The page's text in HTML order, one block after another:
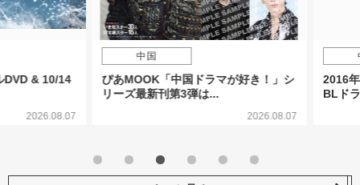
& 10/14
2026.08.07
ぴあMOOK「中国ドラマが好き！」シ
リーズ最新刊第3弾は...
2026.08.07
2016年に
BLドラマ